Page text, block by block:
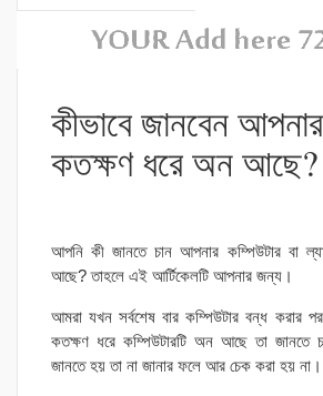
কীভাবে জানবেন
কতক্ষণ ধরে অন আছে?
আপনি কী জানতে চান আপনার কম্পিউটার বা
আছে? তাহলে এই আর্টিকেলটি আপনার জন্য।
আমরা যখন সর্বশেষ বার কম্পিউটার বন্ধ করার
কতক্ষণ ধরে কম্পিউটারটি অন আছে তা জানতে
জানতে হয় তা না জানার ফলে আর চেক করা হয় না।